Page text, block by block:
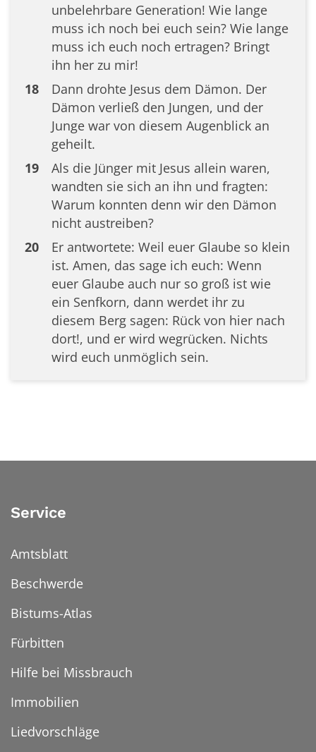
unbelehrbare Generation! Wie lange
muss ich noch bei euch sein? Wie lange
muss ich euch noch ertragen? Bringt
ihn her zu mir!
18
Dann drohte Jesus dem Dämon. Der
Dämon verließ den Jungen, und der
Junge war von diesem Augenblick an
geheilt.
19
Als die Jünger mit Jesus allein waren,
wandten sie sich an ihn und fragten:
Warum konnten denn wir den Dämon
nicht austreiben?
20
Er antwortete: Weil euer Glaube so klein
ist. Amen, das sage ich euch: Wenn
euer Glaube auch nur so groß ist wie
ein Senfkorn, dann werdet ihr zu
diesem Berg sagen: Rück von hier nach
dort!, und er wird wegrücken. Nichts
wird euch unmöglich sein.
Service
Amtsblatt
Beschwerde
Bistums-Atlas
Fürbitten
Hilfe bei Missbrauch
Immobilien
Liedvorschläge